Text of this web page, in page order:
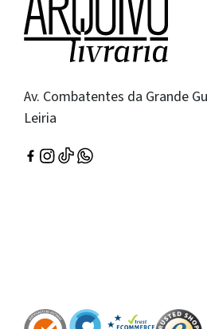
Av. Combatentes da Grande
Leiria